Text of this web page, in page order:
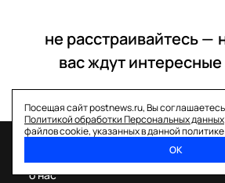
не расстраивайтесь —
вас ждут интересные
Посещая сайт postnews.ru, Вы
Политикой обработки Персональных данных
файлов cookie, указанных в данной политике.
ОК
о нас